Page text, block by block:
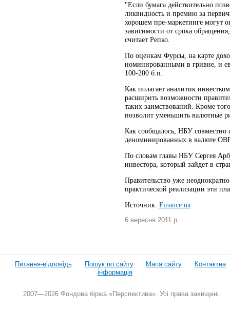
"Если бумага действительно
ликвидность и премию за
хорошем пре-маркетинге могут
зависимости от срока
считает Репко.
По оценкам Фурсы, на карте
номинированными в гривне, и
100-200 б.п.
Как полагает аналитик
расширить возможности
таких заимствований. Кроме
позволит уменьшить валютные
Как сообщалось, НБУ совместно
деноминированных в валюте
По словам главы НБУ Сергея
инвестора, который зайдет в
Правительство уже
практической реализации эти
Источник: Finance.ua
6 вересня 2011 р.
Питання-відповідь Пошук по сайту Мапа сайту
Контактна
інформація
2007—2026 Фондова біржа «Перспектива». Усі права захищені.